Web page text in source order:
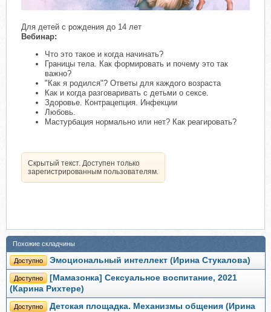
Для детей с рождения до 14 лет
Вебинар:
Что это такое и когда начинать?
Границы тела. Как формировать и почему это так
важно?
"Как я родился"? Ответы для каждого возраста
Как и когда разговаривать с детьми о сексе.
Здоровье. Контрацепция. Инфекции
Любовь.
Мастурбация нормально или нет? Как реагировать?
Скрытый текст. Доступен только
зарегистрированным пользователям.
Похожие складчины
Доступно Эмоциональный интеллект (Ирина Стукалова)
Доступно
[Мамазонка] Сексуальное воспитание, 2021
(Карина Рихтере)
Доступно
Детская площадка. Механизмы общения (Ирина